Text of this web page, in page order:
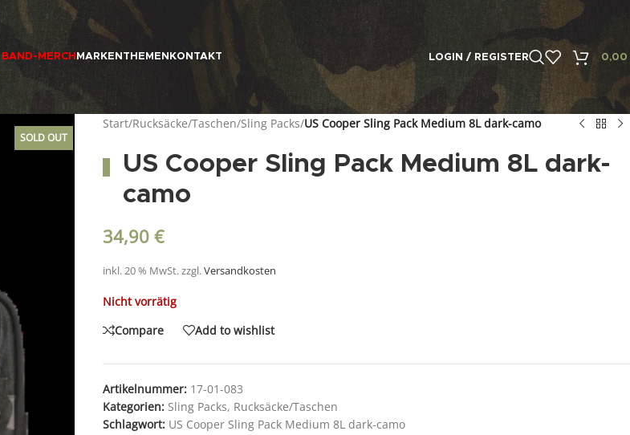
BAND-MERCH MARKEN THEMEN KONTAKT LOGIN / REGISTER 0,00
SOLD OUT
Start/Rucksäcke/Taschen/Sling Packs/US Cooper Sling Pack Medium 8L dark-camo
US Cooper Sling Pack Medium 8L dark-
camo
34,90 €
inkl. 20 % MwSt.zzgl.Versandkosten
Nicht vorrätig
Compare
Add to wishlist
Artikelnummer: 17-01-083
Kategorien: Sling Packs, Rucksäcke/Taschen
Schlagwort: US Cooper Sling Pack Medium 8L dark-camo